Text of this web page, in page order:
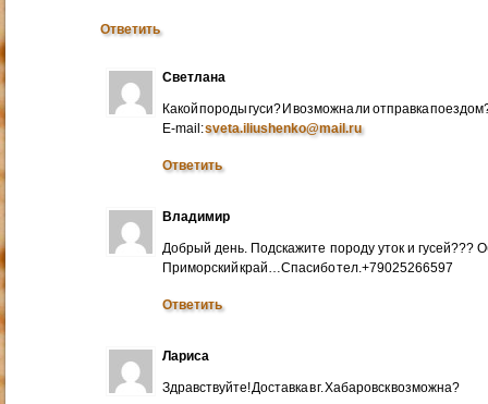
Ответить
Светлана
Какой породы гуси? И возможна ли отправка
E-mail:sveta.iliushenko@mail.ru
Ответить
Владимир
Добрый день. Подскажите породу уток и гусей???
Приморский край…Спасибо тел.+79025266597
Ответить
Лариса
Здравствуйте! Доставка в г. Хабаровск возможна?